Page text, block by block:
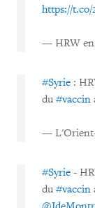
https://
— HRW en
#Syrie :
du #vaccin
—
#Syrie -
du #vaccin